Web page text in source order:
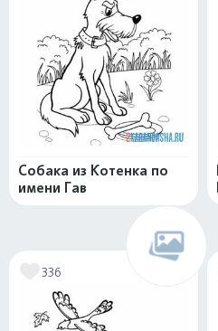
Собака из Котенка по
имени Гав
336